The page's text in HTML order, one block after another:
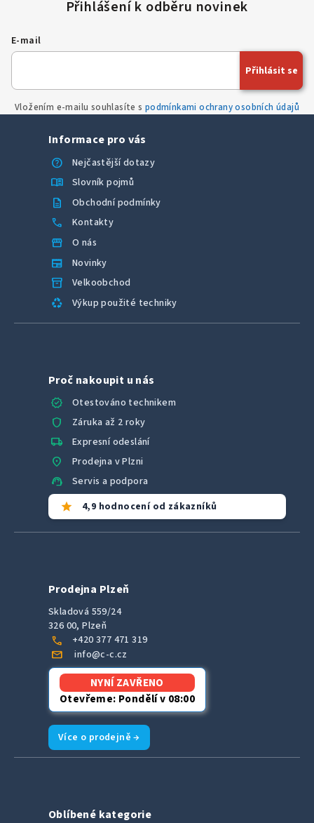
E-mail
Vložením e-mailu souhlasíte s podmínkami ochrany osobních údajů
Přihlásit se
Informace pro vás
help
Nejčastější dotazy
menu_book Slovník pojmů
description Obchodní podmínky
call Kontakty
storefront O nás
newspaper Novinky
inventory_2 Velkoobchod
recycling Výkup použité techniky
Proč nakoupit u nás
verified
Otestováno technikem
shield Záruka až 2 roky
local_shipping Expresní odeslání
location_on Prodejna v Plzni
support_agent Servis a podpora
star 4,9 hodnocení od zákazníků
Prodejna Plzeň
Skladová 559/24
326 00, Plzeň
call +420 377 471 319
mail info@c-c.cz
NYNÍ ZAVŘENO
Otevřeme: Pondělí v 08:00
Více o prodejně →
Oblíbené kategorie